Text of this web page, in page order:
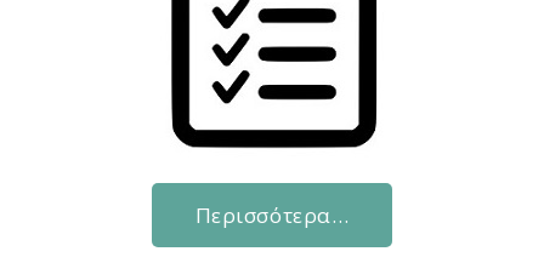
Περισσότερα…